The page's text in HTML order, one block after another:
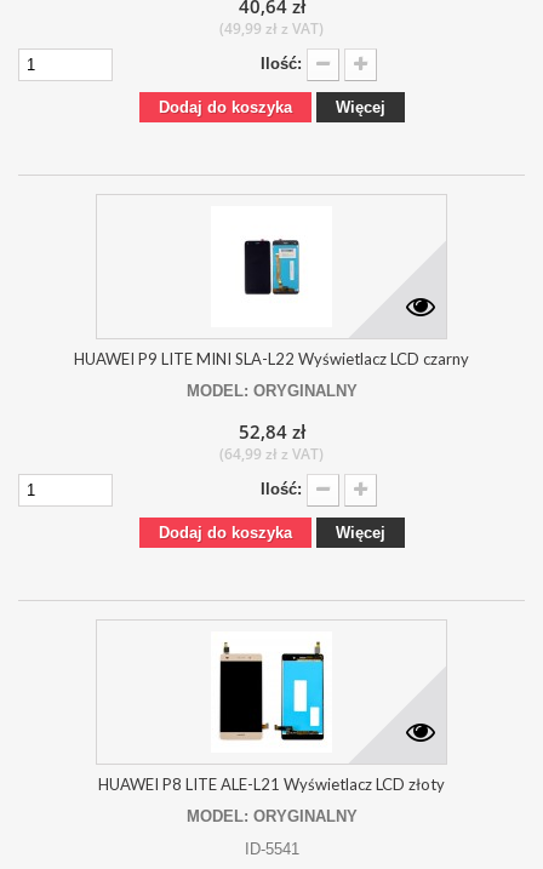
40,64 zł
(49,99 zł z VAT)
Ilość:
Dodaj do koszyka Więcej
HUAWEI P9 LITE MINI SLA-L22 Wyświetlacz LCD czarny
MODEL: ORYGINALNY
52,84 zł
(64,99 zł z VAT)
Ilość:
Dodaj do koszyka Więcej
HUAWEI P8 LITE ALE-L21 Wyświetlacz LCD złoty
MODEL: ORYGINALNY
ID-5541